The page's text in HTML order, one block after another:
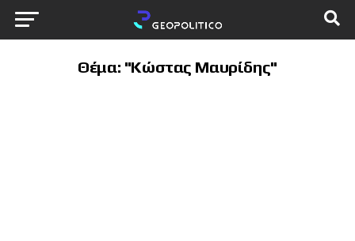
Θέμα: "Κώστας Μαυρίδης"